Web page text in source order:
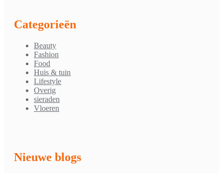
Categorieën
Beauty
Fashion
Food
Huis & tuin
Lifestyle
Overig
sieraden
Vloeren
Nieuwe blogs